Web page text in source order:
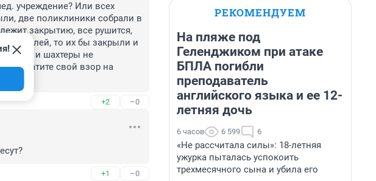
учреждение? Или всех
две поликлиники собрали в
закрытию, все рушится,
то их бы закрыли и
и шахтеры не
Обратите свой взор на
+2 –0
+1 –0
РЕКОМЕНДУЕМ
На пляже под
Геленджиком при атаке
БПЛА погибли
преподаватель
английского языка и ее 12-
летняя дочь
6 часов 6 599 6
«Не рассчитала силы»: 18-летняя
ужурка пыталась успокоить
трехмесячного сына и убила его